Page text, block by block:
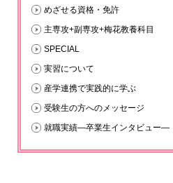
めざせる資格・免許
主専攻+副専攻+梅花教養科目
SPECIAL
実習について
産学連携で実践的に学ぶ
受験生の方へのメッセージ
就職実績―卒業生インタビュー―